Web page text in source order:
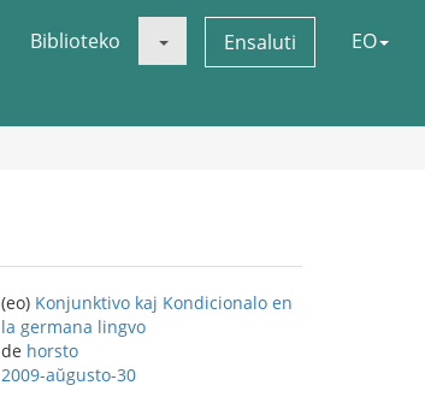
Biblioteko Ensaluti EO
(eo) Konjunktivo kaj Kondicionalo en
la germana lingvo
de horsto
2009-aŭgusto-30